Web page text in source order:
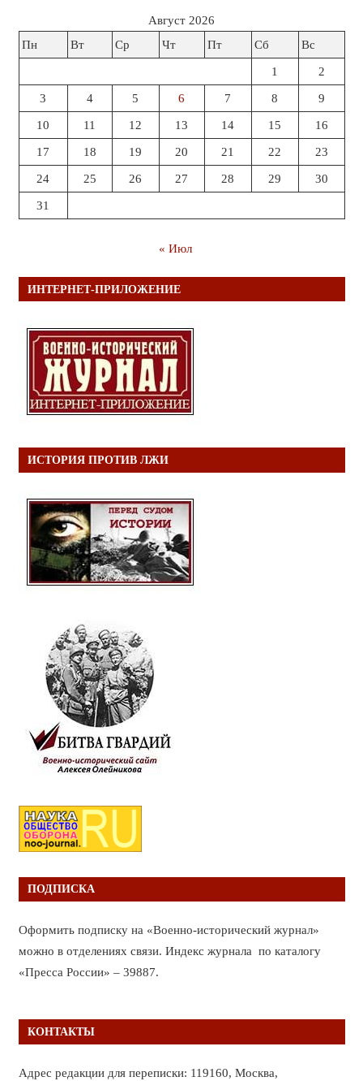
Август 2026
Пн
Вт Ср Чт Пт Сб Вс
1 2
3 4 5 6 7 8 9
10 11 12 13 14 15 16
17 18 19 20 21 22 23
24 25 26 27 28 29 30
31
« Июл
ИНТЕРНЕТ-ПРИЛОЖЕНИЕ
ИСТОРИЯ ПРОТИВ ЛЖИ
ПОДПИСКА
Оформить подписку на «Военно-исторический журнал»
можно в отделениях связи. Индекс журнала по каталогу
«Пресса России» – 39887.
КОНТАКТЫ
Адрес редакции для переписки: 119160, Москва,